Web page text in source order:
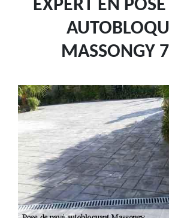
EXPERT EN
MASSONGY